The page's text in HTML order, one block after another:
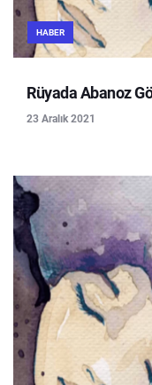
HABER
Rüyada Abanoz
23 Aralık 2021